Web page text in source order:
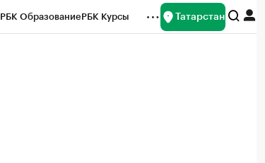
РБК ОбразованиеРБК Курсы Татарстан